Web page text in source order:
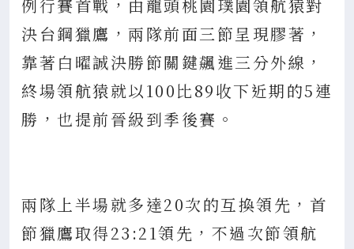
例行賽首戰，由龍頭桃園璞園領航猿對
決台鋼獵鷹，兩隊前面三節呈現膠著，
靠著白曜誠決勝節關鍵飆進三分外線，
終場領航猿就以100比89收下近期的5連
勝，也提前晉級到季後賽。
兩隊上半場就多達20次的互換領先，首
節獵鷹取得23:21領先，不過次節領航